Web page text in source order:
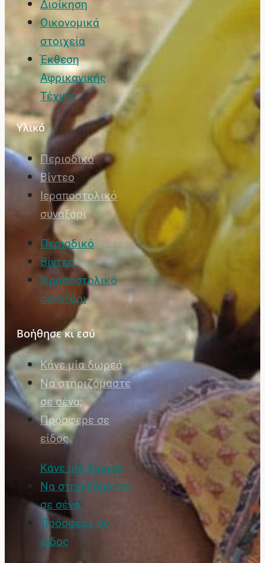
Διοίκηση
Οικονομικά
στοιχεία
Έκθεση
Αφρικανικής
Τέχνης
Υλικό
Περιοδικό
Βίντεο
Ιεραποστολικό
συναξάρι
Περιοδικό
Βίντεο
Ιεραποστολικό
συναξάρι
Βοήθησε κι εσύ
Κάνε μία δωρεά
Να στηριζόμαστε
σε σένα;
Πρόσφερε σε
είδος
Κάνε μία δωρεά
Να στηριζόμαστε
σε σένα;
Πρόσφερε σε
είδος